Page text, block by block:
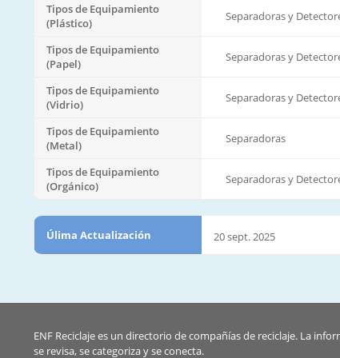
Tipos de Equipamiento
(Plástico)
Separadoras y
Tipos de Equipamiento
(Papel)
Separadoras y
Tipos de Equipamiento
(Vidrio)
Separadoras y
Tipos de Equipamiento
(Metal)
Separadoras
Tipos de Equipamiento
(Orgánico)
Separadoras y
Úlima Actualización 20 sept. 2025
ENF Reciclaje es un directorio de compañías de reciclaje. La
se revisa, se categoriza y se conecta.